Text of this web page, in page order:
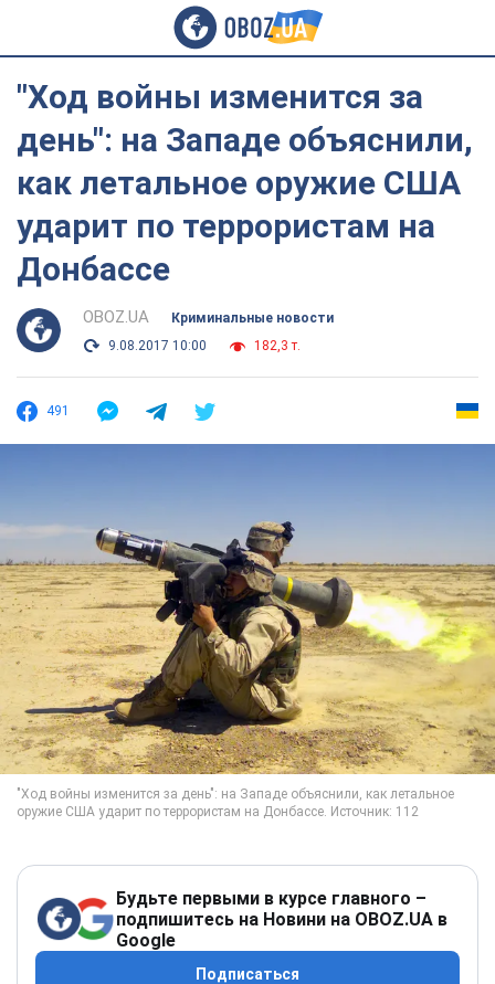
"Ход войны изменится за
день": на Западе объяснили,
как летальное оружие США
ударит по террористам на
Донбассе
OBOZ.UA
Криминальные новости
9.08.2017 10:00
182,3 т.
491
Будьте первыми в курсе главного –
подпишитесь на Новини на OBOZ.UA в
Google
Подписаться